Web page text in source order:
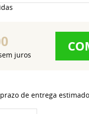
juros
de entrega